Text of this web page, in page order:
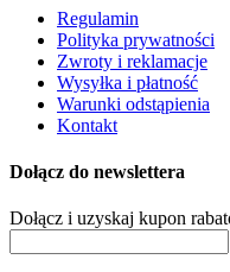
Regulamin
Polityka prywatności
Zwroty i reklamacje
Wysyłka i płatność
Warunki odstąpienia
Kontakt
Dołącz do newslettera
Dołącz i uzyskaj kupon